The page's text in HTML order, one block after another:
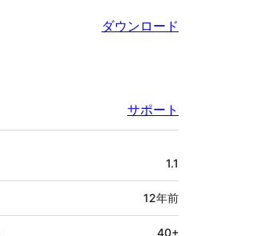
ダウンロード
サポート
1.1
12年前
40+